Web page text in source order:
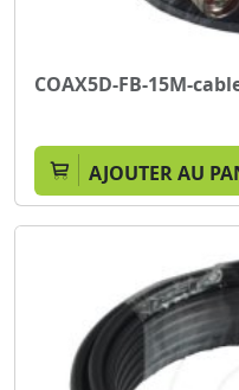
COAX5D-FB-15M-
AJOUTER AU